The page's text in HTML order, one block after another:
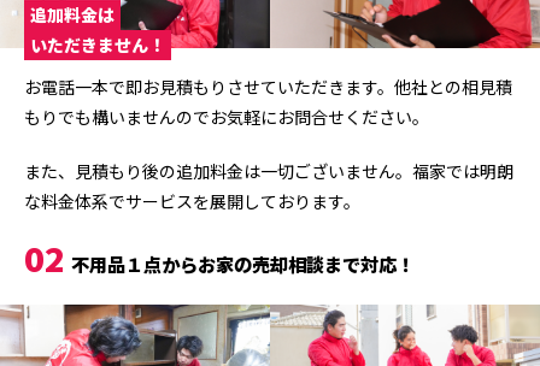
追加料金は
いただきません！
お電話一本で即お見積もりさせていただきます。他社との相見積
もりでも構いませんのでお気軽にお問合せください。
また、見積もり後の追加料金は一切ございません。福家では明朗
な料金体系でサービスを展開しております。
02 不用品１点からお家の売却相談まで対応！